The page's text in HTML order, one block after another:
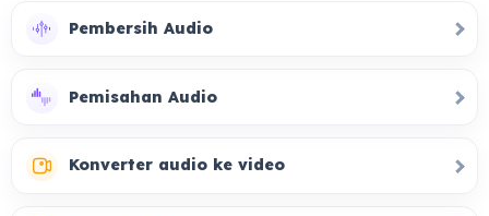
Pembersih Audio
Pemisahan Audio
Konverter audio ke video